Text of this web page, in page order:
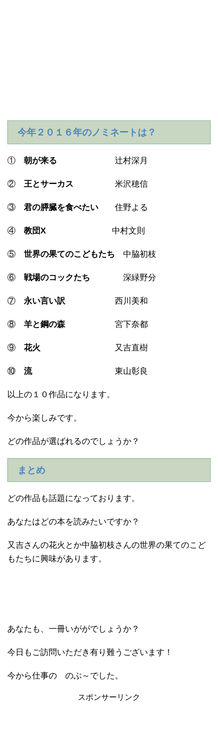
今年２０１６年のノミネートは？
① 朝が来る 辻村深月
② 王とサーカス 米沢穂信
③ 君の膵臓を食べたい 住野よる
④ 教団X 中村文則
⑤ 世界の果てのこどもたち 中脇初枝
⑥ 戦場のコックたち 深緑野分
⑦ 永い言い訳 西川美和
⑧ 羊と鋼の森宮下奈都
⑨ 花火 又吉直樹
⑩ 流東山彰良
以上の１０作品になります。
今から楽しみです。
どの作品が選ばれるのでしょうか？
まとめ
どの作品も話題になっております。
あなたはどの本を読みたいですか？
又吉さんの花火とか中脇初枝さんの世界の果てのこど
もたちに興味があります。
あなたも、一冊いががでしょうか？
今日もご訪問いただき有り難うございます！
今から仕事の のぶ～でした。
スポンサーリンク